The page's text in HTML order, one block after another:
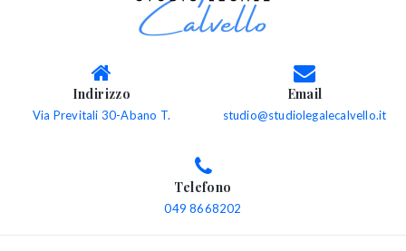
Indirizzo
Via Previtali 30-Abano T.
Email
studio@studiolegalecalvello.it
Telefono
049 8668202